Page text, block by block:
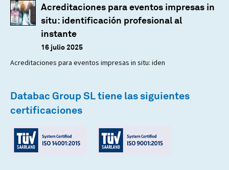
Acreditaciones para eventos impresas in
situ: identificación profesional al
instante
16 julio 2025
Acreditaciones para eventos impresas in situ: iden
Databac Group SL tiene las siguientes
certificaciones